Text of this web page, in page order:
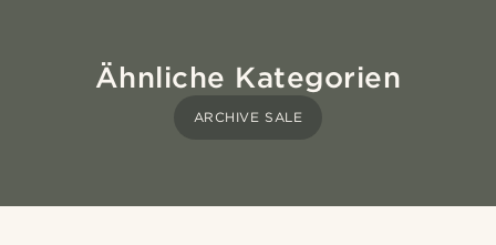
Ähnliche Kategorien
ARCHIVE SALE